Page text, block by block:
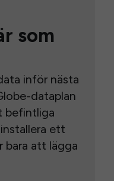
som
inför nästa
dataplan
befintliga
ett
bara att lägga